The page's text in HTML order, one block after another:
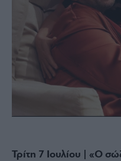
Τρίτη 7 Ιουλίου | «Ο